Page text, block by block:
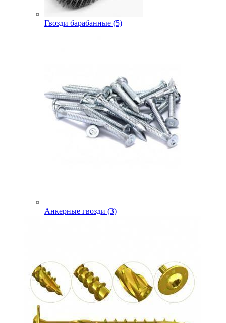
Гвозди барабанные (5)
Анкерные гвозди (3)